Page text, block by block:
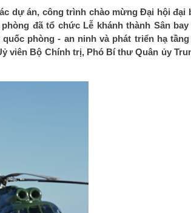
dự án, công trình chào mừng Đại hội đại
đã tổ chức Lễ khánh thành Sân
phòng - an ninh và phát triển hạ
viên Bộ Chính trị, Phó Bí thư Quân ủy